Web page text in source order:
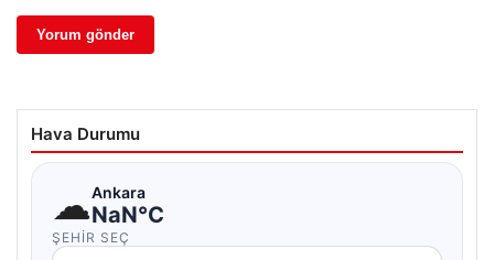
Hava Durumu
☁Ankara
NaN°C
ŞEHIR SEÇ